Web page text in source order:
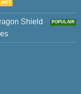
Shield